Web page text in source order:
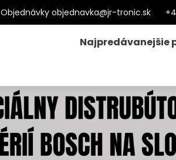
Objednávky objednavka@jr-tronic.sk
Najpredávanejšie